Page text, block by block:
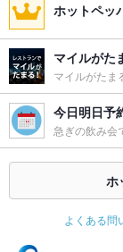
ホットペッ
マイルがた
マイルがたま
今日明日予
急ぎの飲み会
ホ
よくある問